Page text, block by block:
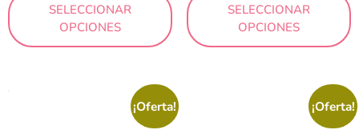
SELECCIONAR
OPCIONES
SELECCIONAR
OPCIONES
¡Oferta! ¡Oferta!